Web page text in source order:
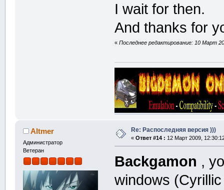
I wait for then.
And thanks for
«Последнее редактирование: 10 Март
Altmer
Администратор
Ветеран
Re: Распоследняя версия )))
« Ответ #14 : 12 Март 2009,
Backgamon ,
windows